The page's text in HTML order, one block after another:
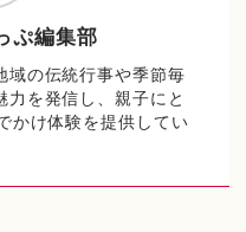
ぷ編集部
域の伝統行事や季節毎
を発信し、親子にと
かけ体験を提供してい